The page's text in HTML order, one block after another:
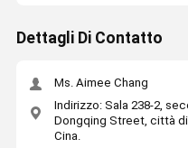
Dettagli Di Contatto
Ms. Aimee Chang
Indirizzo: Sala 238-2,
Dongqing Street, città di
Cina.